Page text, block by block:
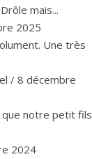
mais...
2025
Une très
/ 8 décembre
notre petit fils
2024